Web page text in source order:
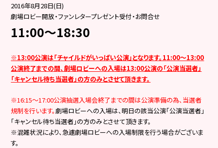
2016年8月28日(日)
劇場ロビー開放・ファンレタープレゼント受付・お問合せ
11:00～18:30
※13:00公演は「チャイルドがいっぱい公演」となります。11:00～13:00
公演終了までの間、劇場ロビーへの入場は13:00公演の「公演当選者」
「キャンセル待ち当選者」の方のみとさせて頂きます。
※16:15～17:00公演抽選入場会終了までの間は公演準備の為、当選者
規制を行います。劇場ロビーへの入場は、明日の該当公演「公演当選者」
「キャンセル待ち当選者」の方のみとさせて頂きます。
※混雑状況により、急遽劇場ロビーへの入場制限を行う場合がございま
す。